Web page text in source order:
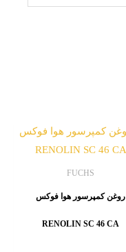
FUCHS
روغن کمپرسور هوا فوکس
RENOLIN SC 46 CA